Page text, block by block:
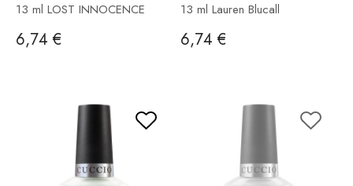
13 ml LOST INNOCENCE
6,74 €
13 ml Lauren Blucall
6,74 €